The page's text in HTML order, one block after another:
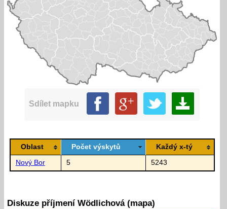
Sdílet mapku
Oblast Počet výskytů Každý x-tý
Nový Bor 5 5243
Diskuze příjmení Wödlichová (mapa)